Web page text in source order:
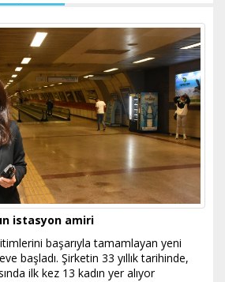
istasyon amiri
başarıyla tamamlayan yeni
başladı. Şirketin 33 yıllık tarihinde,
ilk kez 13 kadın yer alıyor